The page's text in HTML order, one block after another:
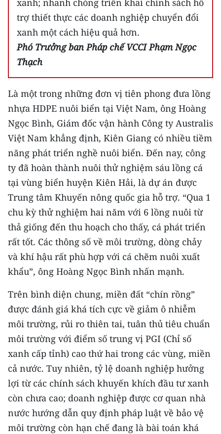
xanh; nhanh chóng triển khai chính sách hỗ
trợ thiết thực các doanh nghiệp chuyển đổi
xanh một cách hiệu quả hơn.
Phó Trưởng ban Pháp chế VCCI Phạm Ngọc
Thạch
Là một trong những đơn vị tiên phong đưa lồng
nhựa HDPE nuôi biển tại Việt Nam, ông Hoàng
Ngọc Bình, Giám đốc vận hành Công ty Australis
Việt Nam khẳng định, Kiên Giang có nhiều tiềm
năng phát triển nghề nuôi biển. Đến nay, công
ty đã hoàn thành nuôi thử nghiệm sáu lồng cá
tại vùng biển huyện Kiên Hải, là dự án được
Trung tâm Khuyến nông quốc gia hỗ trợ. “Qua 1
chu kỳ thử nghiệm hai năm với 6 lồng nuôi từ
thả giống đến thu hoạch cho thấy, cá phát triển
rất tốt. Các thông số về môi trường, dòng chảy
và khí hậu rất phù hợp với cá chẽm nuôi xuất
khẩu”, ông Hoàng Ngọc Bình nhấn mạnh.
Trên bình diện chung, miền đất “chín rồng”
được đánh giá khá tích cực về giảm ô nhiễm
môi trường, rủi ro thiên tai, tuân thủ tiêu chuẩn
môi trường với điểm số trung vị PGI (Chỉ số
xanh cấp tỉnh) cao thứ hai trong các vùng, miền
cả nước. Tuy nhiên, tỷ lệ doanh nghiệp hưởng
lợi từ các chính sách khuyến khích đầu tư xanh
còn chưa cao; doanh nghiệp được cơ quan nhà
nước hướng dẫn quy định pháp luật về bảo vệ
môi trường còn hạn chế đang là bài toán khá